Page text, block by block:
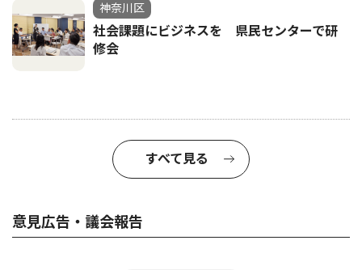
神奈川区
社会課題にビジネスを 県民センターで研
修会
すべて見る
意見広告・議会報告